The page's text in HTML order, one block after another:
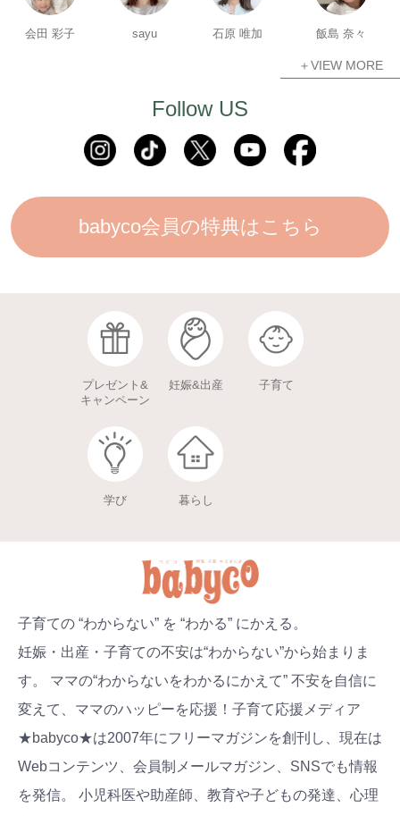
会田 彩子 sayu 石原 唯加 飯島 奈々
＋VIEW MORE
Follow US
babyco会員の特典はこちら
プレゼント&
キャンペーン
妊娠&出産 子育て
学び 暮らし
子育ての “わからない” を “わかる” にかえる。
妊娠・出産・子育ての不安は“わからない”から始まりま
す。 ママの“わからないをわかるにかえて” 不安を自信に
変えて、ママのハッピーを応援！子育て応援メディア
★babyco★は2007年にフリーマガジンを創刊し、現在は
Webコンテンツ、会員制メールマガジン、SNSでも情報
を発信。 小児科医や助産師、教育や子どもの発達、心理